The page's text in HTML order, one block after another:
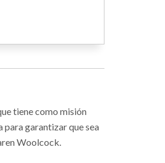
tiene como misión
garantizar que sea
Woolcock.